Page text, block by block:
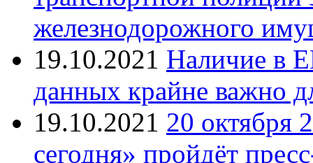
железнодорожного
19.10.2021 Наличие в
данных крайне важно
19.10.2021 20 октября
сегодня» пройдёт